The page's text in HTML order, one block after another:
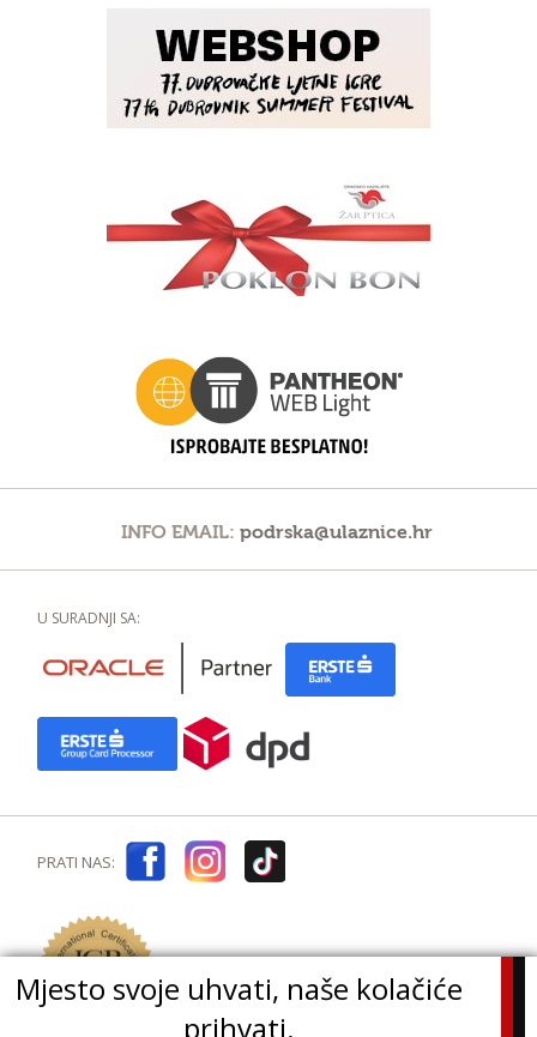
INFO EMAIL:podrska@ulaznice.hr
U SURADNJI SA:
PRATI NAS:
Mjesto svoje uhvati, naše kolačiće
prihvati.